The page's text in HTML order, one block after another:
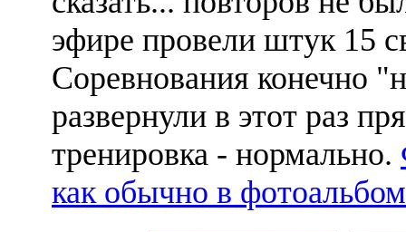
эфире провели штук 15
Соревнования конечно
развернули в этот раз
тренировка - нормально.
как обычно в